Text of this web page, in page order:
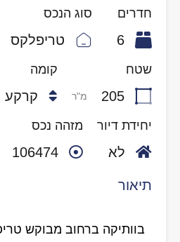
חדרים
6
סוג הנכס
טריפלקס
שטח
205 מ"ר
קומה
קרקע
יחידת דיור
לא
מזהה נכס
106474
תיאור
בוותיקה ברחוב מבוקש